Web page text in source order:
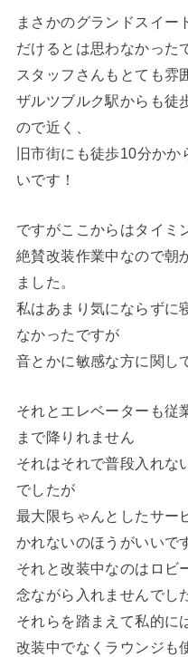
まさかのグランドスイー
だけるとは思わなかった
スタッフさんもとても雰
ザルツブルク駅からも徒
ので近く、
旧市街にも徒歩10分か
いです！
ですがここからはタイミ
絶賛改装作業中なので朝
ました。
私はあまり気にならずに
なかったですが
音とかに敏感な方に関し
それとエレベーターも従
まで降りれません
それはそれで普段入れな
でしたが
最大限ちゃんとしたサー
かれないのほうがいいで
それと改装中なのはロビ
念ながら入れませんでし
それらを踏まえて私的に
改装中でなくラウンジも